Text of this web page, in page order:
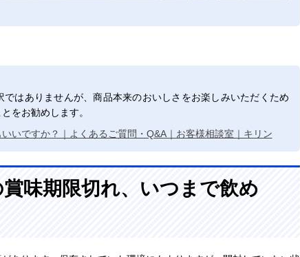
はありませんが、商品本来のおいしさをお楽しみいただくため
をお勧めします。
いですか？｜よくあるご質問・Q&A｜お客様相談室｜キリン
賞味期限切れ、いつまで飲め